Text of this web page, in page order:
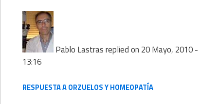
Pablo Lastrasreplied on 20 Mayo, 2010 -
13:16
RESPUESTA A ORZUELOS Y HOMEOPATÍA